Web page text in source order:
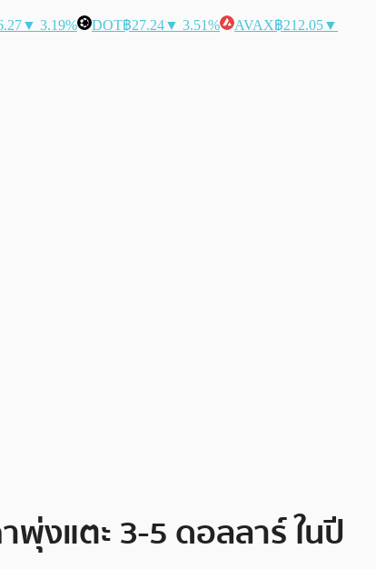
▼ 3.19% DOT฿27.24▼ 3.51% AVAX฿212.05▼
พุ่งแตะ 3-5 ดอลลาร์ ในปี